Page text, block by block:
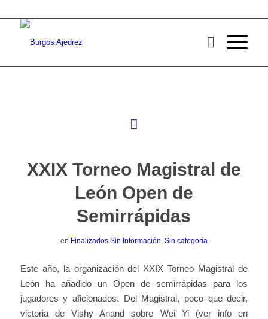
XXIX Torneo Magistral de
León Open de
Semirrápidas
en Finalizados Sin Información, Sin categoría
Este año, la organización del XXIX Torneo Magistral de
León ha añadido un Open de semirrápidas para los
jugadores y aficionados. Del Magistral, poco que decir,
victoria de Vishy Anand sobre Wei Yi (ver info en